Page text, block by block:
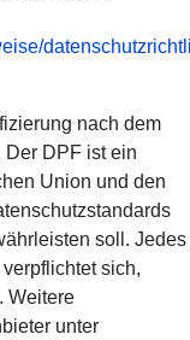
nach dem
Der DPF ist ein
Union und den
soll. Jedes
sich,
Weitere
unter